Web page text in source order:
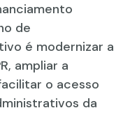
de
é modernizar a
ampliar a
o acesso
da